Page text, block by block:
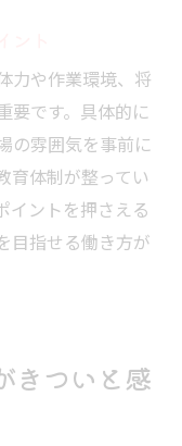
力や作業環境、将
要です。具体的に
の雰囲気を事前に
育体制が整ってい
イントを押さえる
目指せる働き方が
きついと感